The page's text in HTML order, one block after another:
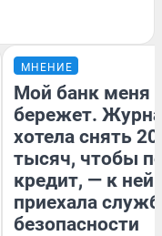
МНЕНИЕ
Мой банк меня
бережет.
хотела снять
тысяч, чтобы
кредит, — к
приехала
безопасности